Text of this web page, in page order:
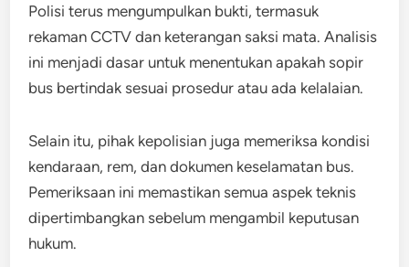
Polisi terus mengumpulkan bukti, termasuk
rekaman CCTV dan keterangan saksi mata. Analisis
ini menjadi dasar untuk menentukan apakah sopir
bus bertindak sesuai prosedur atau ada kelalaian.
Selain itu, pihak kepolisian juga memeriksa kondisi
kendaraan, rem, dan dokumen keselamatan bus.
Pemeriksaan ini memastikan semua aspek teknis
dipertimbangkan sebelum mengambil keputusan
hukum.